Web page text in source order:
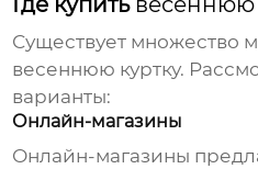
Существует множество
весеннюю куртку.
варианты:
Онлайн-магазины
Онлайн-магазины